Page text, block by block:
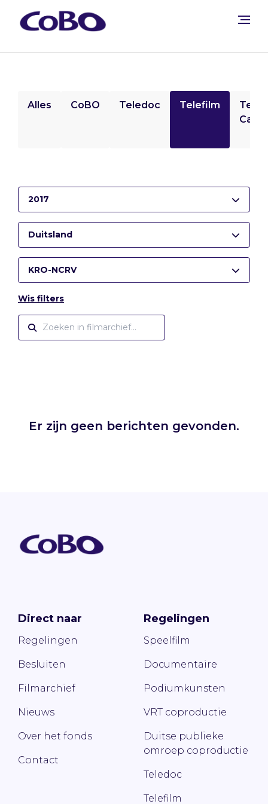
Alles CoBO Teledoc Telefilm
2017
Duitsland
KRO-NCRV
Wis filters
Er zijn geen berichten gevonden.
Direct naar
Regelingen
Besluiten
Filmarchief
Nieuws
Over het fonds
Contact
Regelingen
Speelfilm
Documentaire
Podiumkunsten
VRT coproductie
Duitse publieke
omroep coproductie
Teledoc
Telefilm